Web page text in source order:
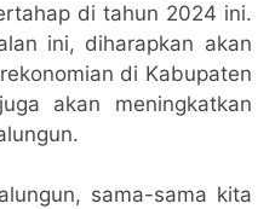
di tahun 2024 ini.
ini, diharapkan akan
di Kabupaten
akan meningkatkan
sama-sama kita